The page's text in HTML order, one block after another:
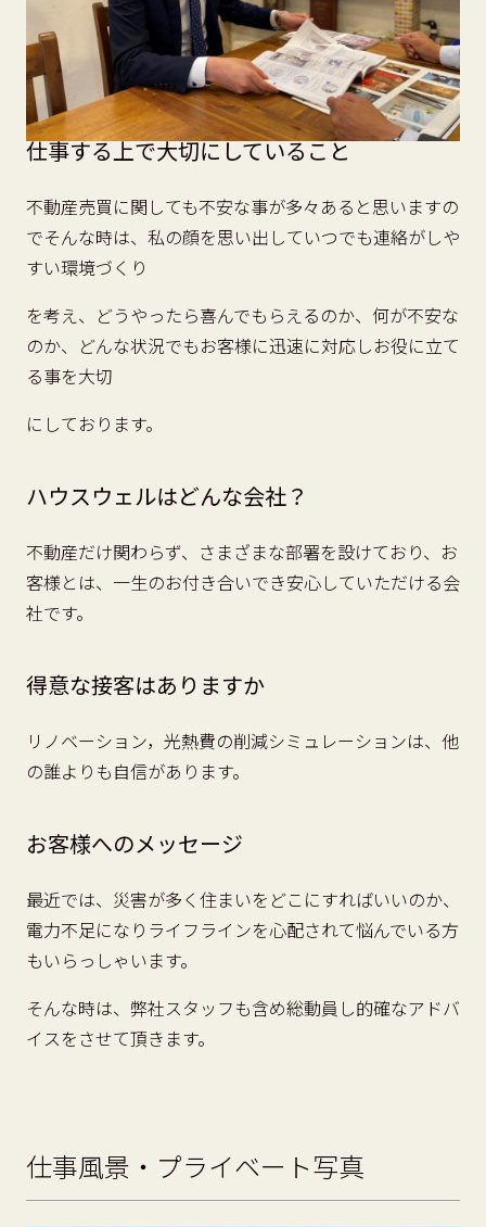
仕事する上で大切にしていること
不動産売買に関しても不安な事が多々あると思いますの
でそんな時は、私の顔を思い出していつでも連絡がしや
すい環境づくり
を考え、どうやったら喜んでもらえるのか、何が不安な
のか、どんな状況でもお客様に迅速に対応しお役に立て
る事を大切
にしております。
ハウスウェルはどんな会社？
不動産だけ関わらず、さまざまな部署を設けており、お
客様とは、一生のお付き合いでき安心していただける会
社です。
得意な接客はありますか
リノベーション，光熱費の削減シミュレーションは、他
の誰よりも自信があります。
お客様へのメッセージ
最近では、災害が多く住まいをどこにすればいいのか、
電力不足になりライフラインを心配されて悩んでいる方
もいらっしゃいます。
そんな時は、弊社スタッフも含め総動員し的確なアドバ
イスをさせて頂きます。
仕事風景・プライベート写真